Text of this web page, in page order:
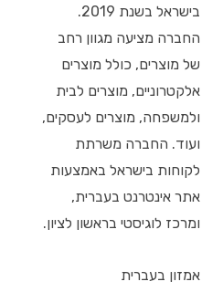
בישראל בשנת 2019.
החברה מציעה מגוון רחב
של מוצרים, כולל מוצרים
אלקטרוניים, מוצרים לבית
ולמשפחה, מוצרים לעסקים,
ועוד. החברה משרתת
לקוחות בישראל באמצעות
אתר אינטרנט בעברית,
ומרכז לוגיסטי בראשון לציון.
אמזון בעברית